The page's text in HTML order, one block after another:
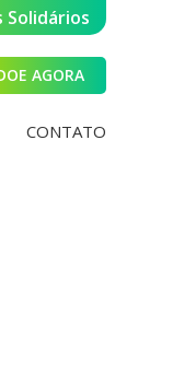
AGORA
Solidários
CONTATO